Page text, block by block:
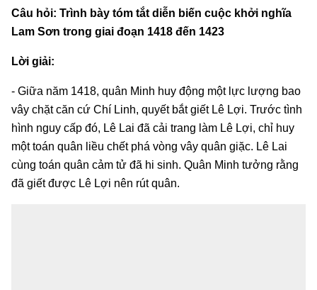
Câu hỏi: Trình bày tóm tắt diễn biến cuộc khởi nghĩa
Lam Sơn trong giai đoạn 1418 đến 1423
Lời giải:
- Giữa năm 1418, quân Minh huy động một lực lượng bao
vây chặt căn cứ Chí Linh, quyết bắt giết Lê Lợi. Trước tình
hình nguy cấp đó, Lê Lai đã cải trang làm Lê Lợi, chỉ huy
một toán quân liều chết phá vòng vây quân giặc. Lê Lai
cùng toán quân cảm tử đã hi sinh. Quân Minh tưởng rằng
đã giết được Lê Lợi nên rút quân.